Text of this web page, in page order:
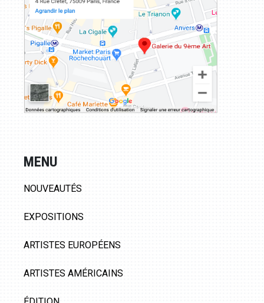
MENU
NOUVEAUTÉS
EXPOSITIONS
ARTISTES EUROPÉENS
ARTISTES AMÉRICAINS